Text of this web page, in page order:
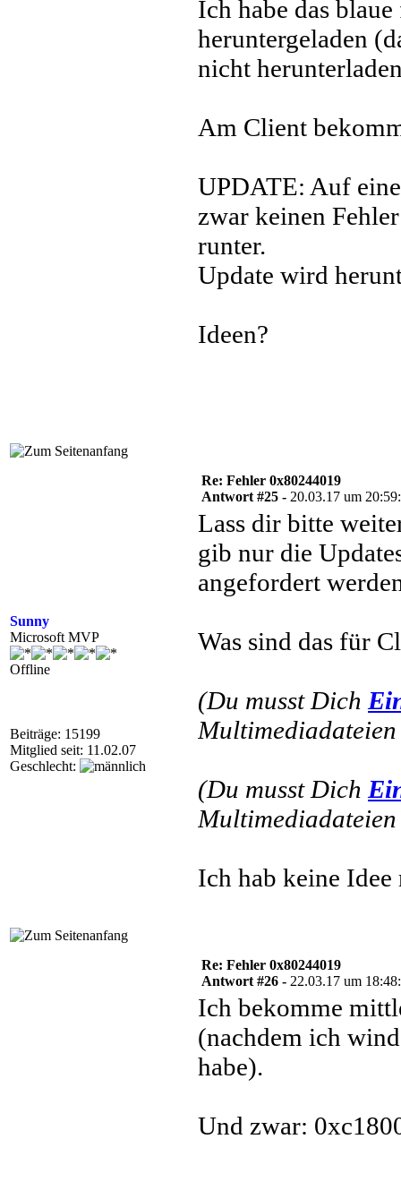
Ich habe das
heruntergeladen
nicht
Am Client
UPDATE: Auf
zwar keinen
runter.
Update wird
Ideen?
Sunny
Microsoft MVP
Offline
Beiträge: 15199
Mitglied seit: 11.02.07
Geschlecht:
Re: Fehler 0x80244019
Antwort #25 - 20.03.17 um
Lass dir bitte
gib nur die
angefordert
Was sind das für
(Du musst Dich
(Du musst Dich
Ich hab keine Idee
Re: Fehler 0x80244019
Antwort #26 - 22.03.17 um
Ich bekomme
(nachdem ich
habe).
Und zwar: